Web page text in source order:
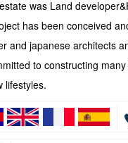
was Land
has been conceived
and japanese architects
to constructing
lifestyles.